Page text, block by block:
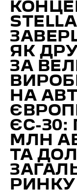
ЯК
ЗА
НА
ЄС-30:
МЛН
ТА
РИНКУ